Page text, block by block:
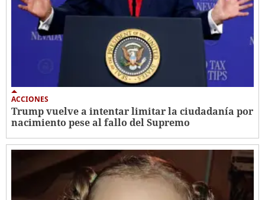
ACCIONES
Trump vuelve a intentar limitar la ciudadanía por
nacimiento pese al fallo del Supremo